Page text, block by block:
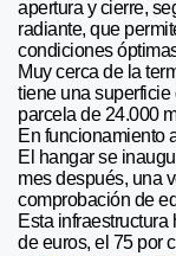
apertura y cierre,
radiante, que
condiciones
Muy cerca de la
tiene una superficie
parcela de 24.000
En funcionamiento
El hangar se
mes después, una
comprobación de
Esta
de euros, el 75 por